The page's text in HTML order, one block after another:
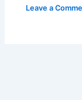
Leave a